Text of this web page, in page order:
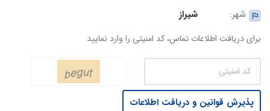
شهر:
شیراز
برای دریافت اطلاعات تماس، کد امنیتی را وارد نمایید
پذیرش قوانین و دریافت اطلاعات